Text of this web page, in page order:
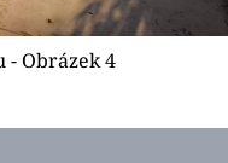
- Obrázek 4